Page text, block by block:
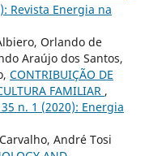
Revista Energia na
Orlando de
Araújo dos Santos,
CONTRIBUIÇÃO DE
FAMILIAR ,
35 n. 1 (2020): Energia
André Tosi